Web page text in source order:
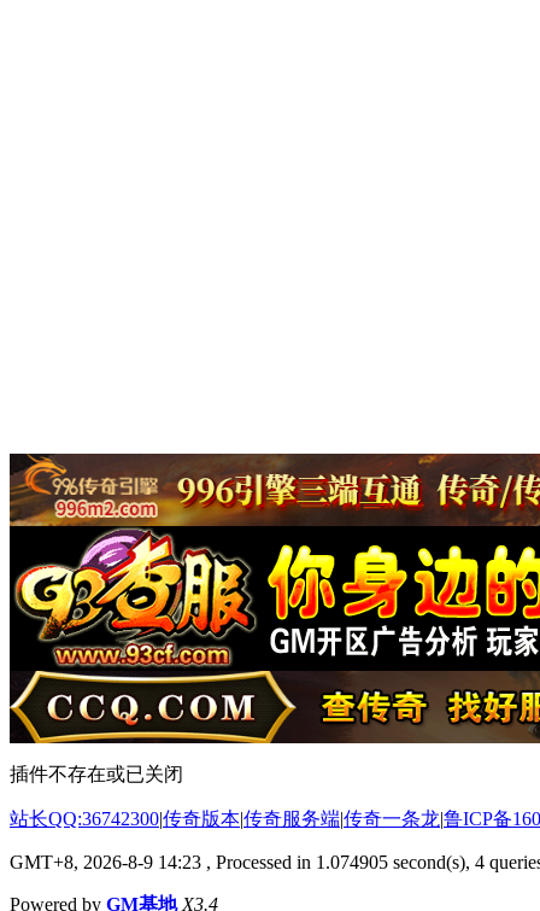
插件不存在或已关闭
站长QQ:36742300|传奇版本|传奇服务端|传奇一条龙|鲁ICP备
GMT+8, 2026-8-9 14:23 , Processed in 1.074905 second(s), 4
Powered by GM基地 X3.4